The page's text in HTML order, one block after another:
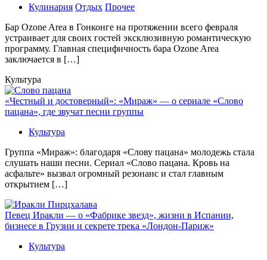
Кулинария Отдых Прочее
Бaр Ozone Area в Гонконге на протяжении всего февраля
устраивает для своих гостей эксклюзивную романтическую
программу. Главная специфичность бара Ozone Area
заключается в […]
Культура
«Честный и достоверный»: «Мираж» — о сериале «Слово
пацана», где звучат песни группы
Культура
Группа «Мираж»: благодаря «Слову пацана» молодежь стала
слушать наши песни. Сериал «Слово пацана. Кровь на
асфальте» вызвал огромный резонанс и стал главным
открытием […]
Певец Иракли — о «Фабрике звезд», жизни в Испании,
бизнесе в Грузии и секрете трека «Лондон-Париж»
Культура